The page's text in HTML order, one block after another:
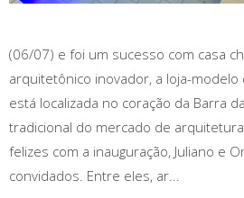
(06/07) e foi um sucesso com casa
arquitetônico inovador, a loja-modelo
está localizada no coração da Barra
tradicional do mercado de
felizes com a inauguração, Juliano e
convidados. Entre eles, ar...